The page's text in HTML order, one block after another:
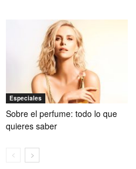
Especiales
Sobre el perfume: todo lo que
quieres saber